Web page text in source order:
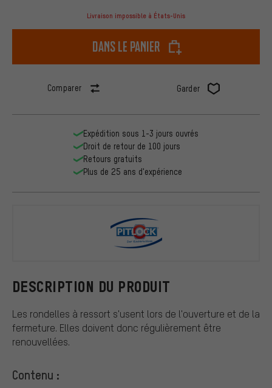
Livraison impossible à États-Unis
dans le panier
Comparer Garder
DESCRIPTION DU PRODUIT
Les rondelles à ressort s'usent lors de l'ouverture et de la
fermeture. Elles doivent donc régulièrement être
renouvellées.
Contenu :
Expédition sous 1-3 jours ouvrés
Droit de retour de 100 jours
Retours gratuits
Plus de 25 ans d'expérience